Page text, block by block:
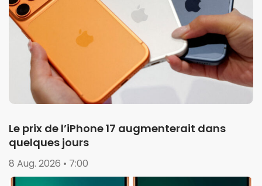
Le prix de l’iPhone 17 augmenterait dans
quelques jours
8 Aug. 2026 • 7:00